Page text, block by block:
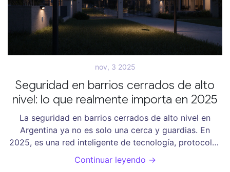
nov, 3 2025
Seguridad en barrios cerrados de alto
nivel: lo que realmente importa en 2025
La seguridad en barrios cerrados de alto nivel en
Argentina ya no es solo una cerca y guardias. En
2025, es una red inteligente de tecnología, protocolos
y comunidad. Aquí te decimos qué realmente importa.
Continuar leyendo →